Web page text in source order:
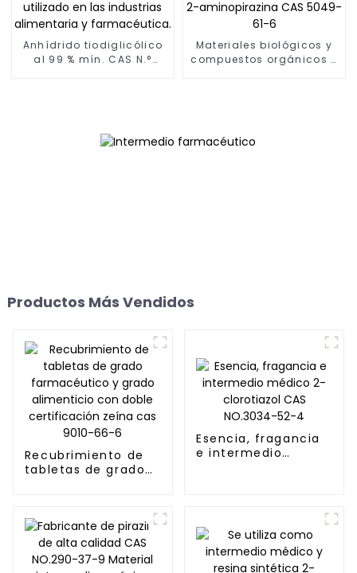
Anhídrido tiodiglicólico
al 99 % mín. CAS N.°
farmacéutica.
Materiales biológicos y
compuestos orgánicos e
Productos Más Vendidos
Recubrimiento de
tabletas de grado
certificación zeína
cas 9010-66-6
Esencia, fragancia
e intermedio